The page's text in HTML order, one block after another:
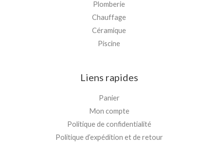
Plomberie
Chauffage
Céramique
Piscine
Liens rapides
Panier
Mon compte
Politique de confidentialité
Politique d’expédition et de retour